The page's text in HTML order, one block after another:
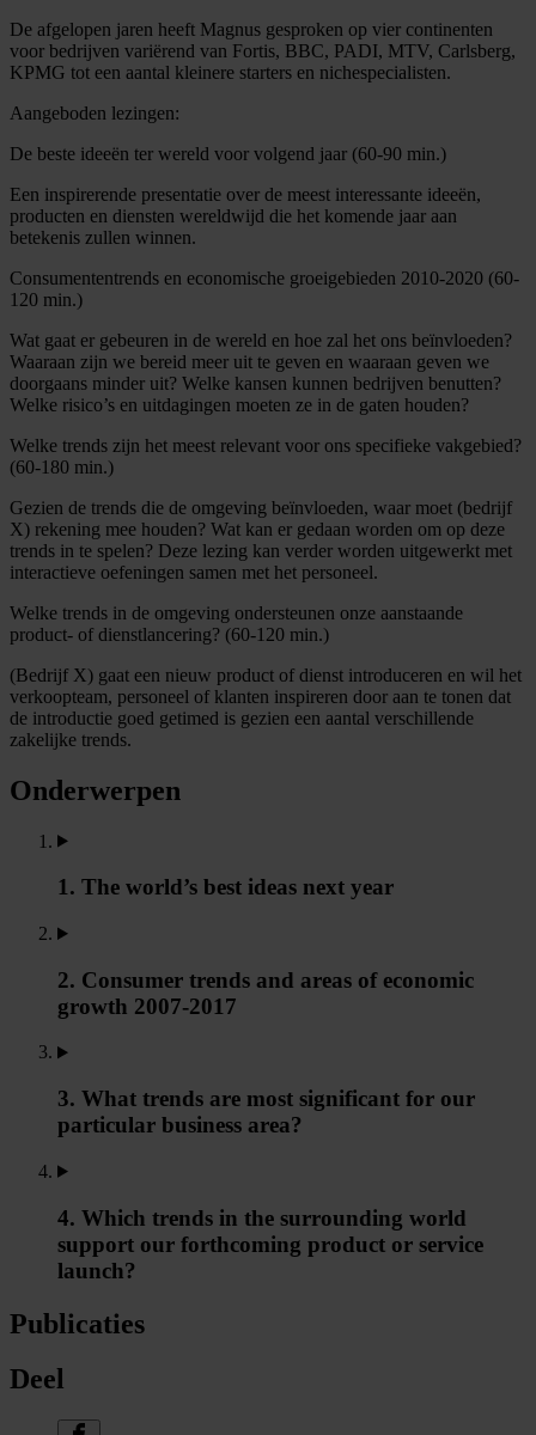
De afgelopen jaren heeft Magnus gesproken op vier continenten
voor bedrijven variërend van Fortis, BBC, PADI, MTV, Carlsberg,
KPMG tot een aantal kleinere starters en nichespecialisten.
Aangeboden lezingen:
De beste ideeën ter wereld voor volgend jaar (60-90 min.)
Een inspirerende presentatie over de meest interessante ideeën,
producten en diensten wereldwijd die het komende jaar aan
betekenis zullen winnen.
Consumententrends en economische groeigebieden 2010-2020 (60-
120 min.)
Wat gaat er gebeuren in de wereld en hoe zal het ons beïnvloeden?
Waaraan zijn we bereid meer uit te geven en waaraan geven we
doorgaans minder uit? Welke kansen kunnen bedrijven benutten?
Welke risico’s en uitdagingen moeten ze in de gaten houden?
Welke trends zijn het meest relevant voor ons specifieke vakgebied?
(60-180 min.)
Gezien de trends die de omgeving beïnvloeden, waar moet (bedrijf
X) rekening mee houden? Wat kan er gedaan worden om op deze
trends in te spelen? Deze lezing kan verder worden uitgewerkt met
interactieve oefeningen samen met het personeel.
Welke trends in de omgeving ondersteunen onze aanstaande
product- of dienstlancering? (60-120 min.)
(Bedrijf X) gaat een nieuw product of dienst introduceren en wil het
verkoopteam, personeel of klanten inspireren door aan te tonen dat
de introductie goed getimed is gezien een aantal verschillende
zakelijke trends.
Onderwerpen
1. The world’s best ideas next year
2. Consumer trends and areas of economic
growth 2007-2017
3. What trends are most significant for our
particular business area?
4. Which trends in the surrounding world
support our forthcoming product or service
launch?
Publicaties
Deel